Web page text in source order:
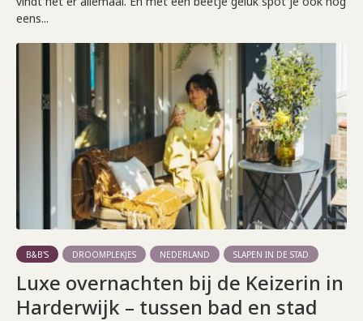
eens...
B&B'S DROOMPLEKJES NEDERLAND SLAPEN IN DE STAD
Luxe overnachten bij de Keizerin in
Harderwijk – tussen bad en stad